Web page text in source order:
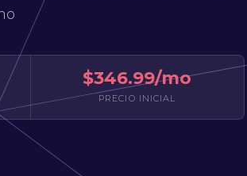
$346.99/mo
PRECIO INICIAL